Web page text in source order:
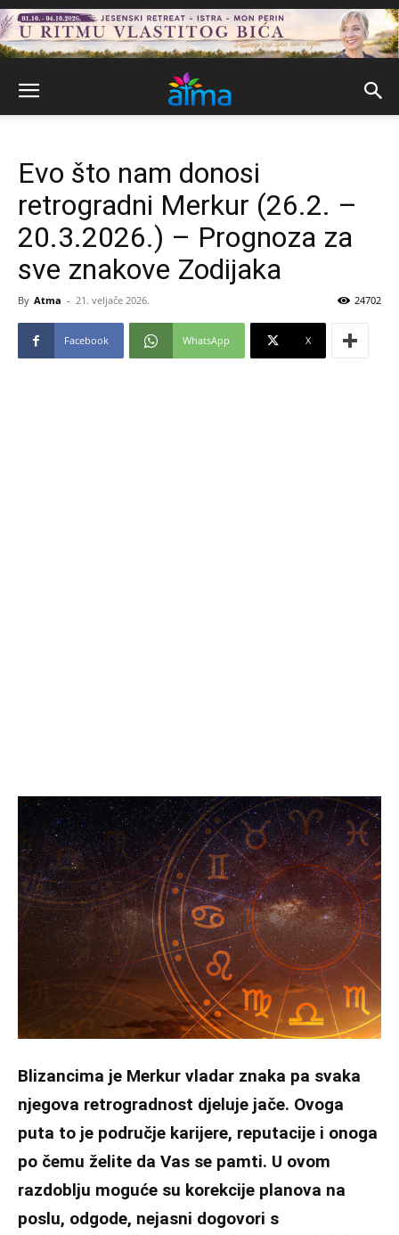
Evo što nam donosi
retrogradni Merkur (26.2. –
20.3.2026.) – Prognoza za
sve znakove Zodijaka
By Atma - 21. veljače 2026. 24702
Facebook WhatsApp X
Blizancima je Merkur vladar znaka pa svaka
njegova retrogradnost djeluje jače. Ovoga
puta to je područje karijere, reputacije i onoga
po čemu želite da Vas se pamti. U ovom
razdoblju moguće su korekcije planova na
poslu, odgode, nejasni dogovori s